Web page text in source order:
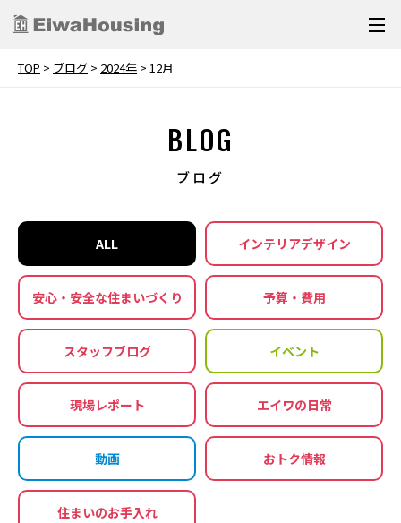
TOP > ブログ > 2024年 > 12月
BLOG
ブログ
ALL インテリアデザイン
安心・安全な住まいづくり 予算・費用
スタッフブログ イベント
現場レポート エイワの日常
動画 おトク情報
住まいのお手入れ